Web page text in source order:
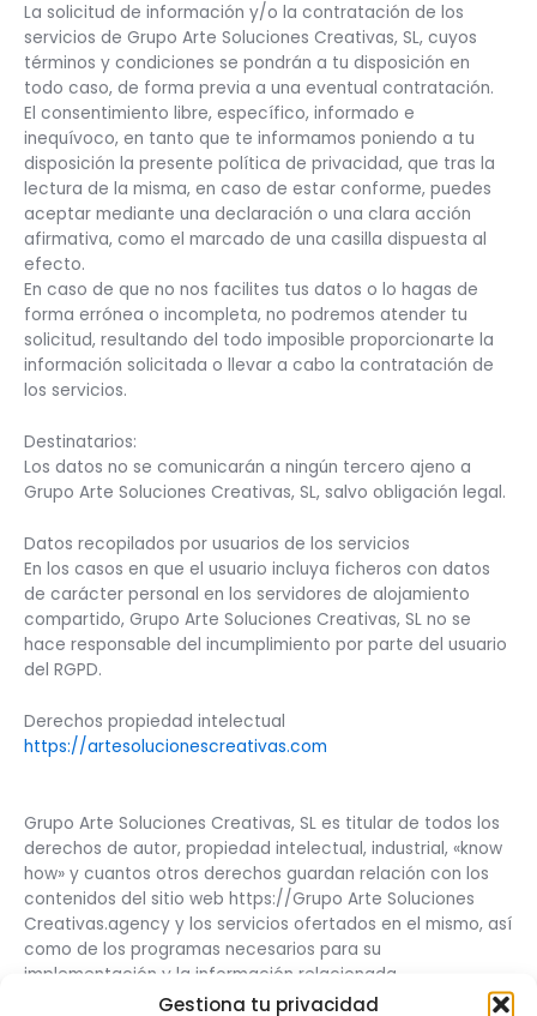
Gestiona tu privacidad
La solicitud de información y/o la contratación de los
servicios de Grupo Arte Soluciones Creativas, SL, cuyos
términos y condiciones se pondrán a tu disposición en
todo caso, de forma previa a una eventual contratación.
El consentimiento libre, específico, informado e
inequívoco, en tanto que te informamos poniendo a tu
disposición la presente política de privacidad, que tras la
lectura de la misma, en caso de estar conforme, puedes
aceptar mediante una declaración o una clara acción
afirmativa, como el marcado de una casilla dispuesta al
efecto.
En caso de que no nos facilites tus datos o lo hagas de
forma errónea o incompleta, no podremos atender tu
solicitud, resultando del todo imposible proporcionarte la
información solicitada o llevar a cabo la contratación de
los servicios.
Destinatarios:
Los datos no se comunicarán a ningún tercero ajeno a
Grupo Arte Soluciones Creativas, SL, salvo obligación legal.
Datos recopilados por usuarios de los servicios
En los casos en que el usuario incluya ficheros con datos
de carácter personal en los servidores de alojamiento
compartido, Grupo Arte Soluciones Creativas, SL no se
hace responsable del incumplimiento por parte del usuario
del RGPD.
Derechos propiedad intelectual
https://artesolucionescreativas.com
Grupo Arte Soluciones Creativas, SL es titular de todos los
derechos de autor, propiedad intelectual, industrial, «know
how» y cuantos otros derechos guardan relación con los
contenidos del sitio web https://Grupo Arte Soluciones
Creativas.agency y los servicios ofertados en el mismo, así
como de los programas necesarios para su
implementación y la información relacionada.